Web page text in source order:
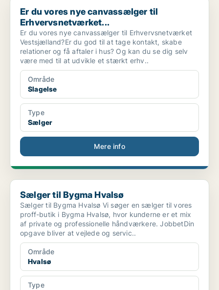
Er du vores nye canvassælger til
Erhvervsnetværket...
Er du vores nye canvassælger til Erhvervsnetværket
Vestsjælland?Er du god til at tage kontakt, skabe
relationer og få aftaler i hus? Og kan du se dig selv
være med til at udvikle et stærkt erhv..
Område
Slagelse
Type
Sælger
Mere info
Sælger til Bygma Hvalsø
Sælger til Bygma Hvalsø
Sælger til Bygma Hvalsø Vi søger en sælger til vores
proff-butik i Bygma Hvalsø, hvor kunderne er et mix
af private og professionelle håndværkere. JobbetDin
opgave bliver at vejlede og servic..
Område
Hvalsø
Type